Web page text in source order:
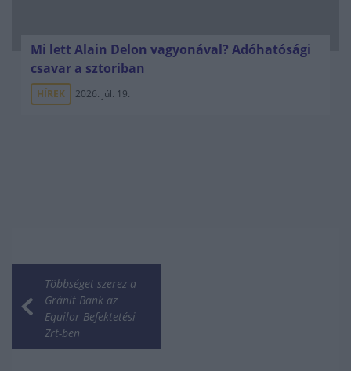
Mi lett Alain Delon vagyonával? Adóhatósági
csavar a sztoriban
HÍREK 2026. júl. 19.
Többséget szerez a
Gránit Bank az
Equilor Befektetési
Zrt-ben